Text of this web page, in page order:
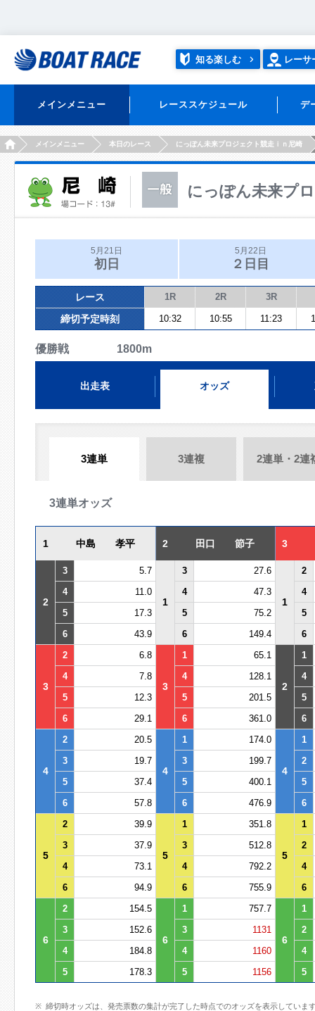
知る楽しむ レーサ
メインメニュー レーススケジュール デ
HOMEメインメニュー 本日のレース にっぽん未来プロジェクト競走ｉｎ尼崎
にっぽん未来プ
5月21日
初日
5月22日
２日目
レース 1R 2R 3R
締切予定時刻 10:32 10:55 11:23
優勝戦 1800m
出走表 オッズ
3連単 3連複 2連単・2連
3連単オッズ
1 中島 孝平 2 田口 節子 3
2
3 5.7
1
3 27.6
1
2
4
11.0 4 47.3
4
5
17.3 5 75.2
5
6
43.9 6 149.4 6
3
2 6.8
3
1 65.1
2
1
4
7.8 4 128.1
4
5
12.3 5 201.5
5
6
29.1 6 361.0 6
4
2 20.5
4
1 174.0
4
1
3
19.7 3 199.7
2
5
37.4 5 400.1
5
6
57.8 6 476.9 6
5
2 39.9
5
1 351.8
5
1
3
37.9 3 512.8
2
4
73.1 4 792.2
4
6
94.9 6 755.9 6
6
2 154.5
6
1 757.7
6
1
3
152.6 3 1131
2
4
184.8 4 1160
4
5
178.3 5 1156 5
締切時オッズは、発売票数の集計が完了した時点でのオッズを表示していま